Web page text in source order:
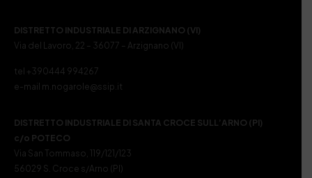
DISTRETTO INDUSTRIALE DI ARZIGNANO (VI)
Via del Lavoro, 22 – 36077 – Arzignano (VI)
tel +390444 994267
e-mail m.nogarole@ssip.it
DISTRETTO INDUSTRIALE DI SANTA CROCE SULL’ARNO (PI)
c/o POTECO
Via San Tommaso, 119/121/123
56029 S. Croce s/Arno (PI)